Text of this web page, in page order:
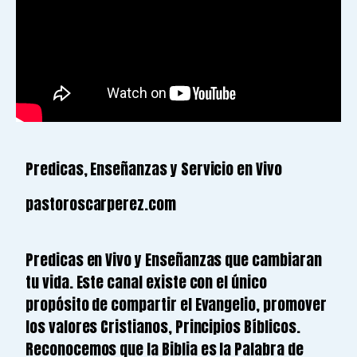
Predicas, Enseñanzas y Servicio en Vivo
pastoroscarperez.com
Predicas en Vivo y Enseñanzas que cambiaran
tu vida. Este canal existe con el único
propósito de compartir el Evangelio, promover
los valores Cristianos, Principios Bíblicos.
Reconocemos que la Biblia es la Palabra de